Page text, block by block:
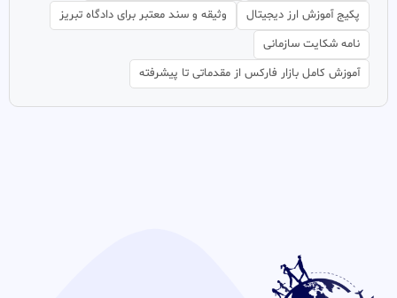
پکیج آموزش ارز دیجیتال
وثیقه و سند معتبر برای دادگاه تبریز
نامه شکایت سازمانی
آموزش کامل بازار فارکس از مقدماتی تا پیشرفته